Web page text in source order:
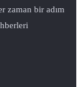
zaman bir adım